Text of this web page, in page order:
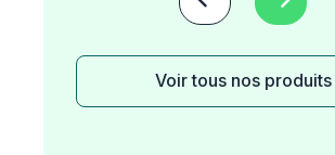
Voir tous nos produits